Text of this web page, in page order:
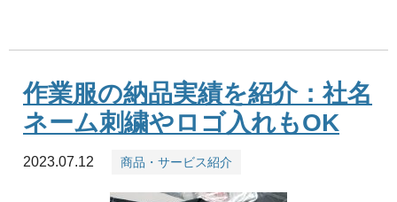
作業服の納品実績を紹介：社名
ネーム刺繍やロゴ入れもOK
2023.07.12 商品・サービス紹介